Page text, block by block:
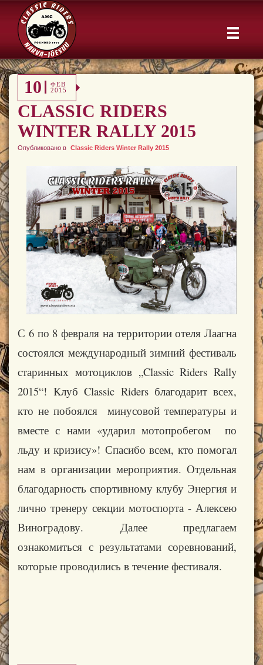
10
ФЕВ
2015
CLASSIC RIDERS
WINTER RALLY 2015
Опубликовано в Classic Riders Winter Rally 2015
С 6 по 8 февраля на территории отеля Лаагна
состоялся международный зимний фестиваль
старинных мотоциклов „Classic Riders Rally
2015“! Kлуб Classic Riders благодарит всех,
кто не побоялся минусовой температуры и
вместе с нами «ударил мотопробегом по
льду и кризису»! Спасибо всем, кто помогал
нам в организации мероприятия. Отдельная
благодарность спортивному клубу Энергия и
лично тренеру секции мотоспорта - Алексею
Виноградову. Далее предлагаем
ознакомиться с результатами соревнований,
которые проводились в течение фестиваля.